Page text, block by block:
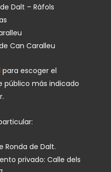
Dalt – Ràfols
Can Caralleu
para escoger el
público más indicado
Ronda de Dalt.
privado: Calle dels